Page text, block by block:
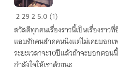
ยินดี
จะ
รัก
2292 5.0 (1)
สวัสดีทุกคนเรื่องราวนี้เป็นเรื่องราวที่
แอบรักคนสำคคนนึงแต่ไม่เคยบอกเ
ระยะเวลาจะ10ปีแล้วถ้าจะบอกตอ
กำลังใจให้เราด้วยนะ